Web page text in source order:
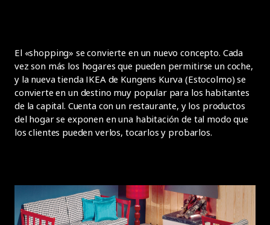
El «shopping» se convierte en un nuevo concepto. Cada
vez son más los hogares que pueden permitirse un coche,
y la nueva tienda IKEA de Kungens Kurva (Estocolmo) se
convierte en un destino muy popular para los habitantes
de la capital. Cuenta con un restaurante, y los productos
del hogar se exponen en una habitación de tal modo que
los clientes pueden verlos, tocarlos y probarlos.